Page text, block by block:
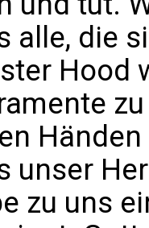
alle, die
Hood
unser
zu uns